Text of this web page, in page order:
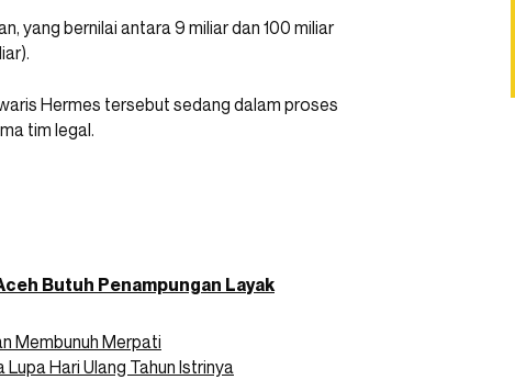
yang bernilai antara 9 miliar dan 100 miliar
Hermes tersebut sedang dalam proses
tim legal.
Butuh Penampungan Layak
Membunuh Merpati
Hari Ulang Tahun Istrinya